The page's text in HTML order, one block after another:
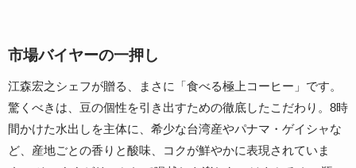
市場バイヤーの一押し
江森宏之シェフが贈る、まさに「食べる極上コーヒー」です。
驚くべきは、豆の個性を引き出すための徹底したこだわり。8時
間かけた水出しを主体に、希少な台湾産やパナマ・ゲイシャな
ど、産地ごとの香りと酸味、コクが鮮やかに表現されていま